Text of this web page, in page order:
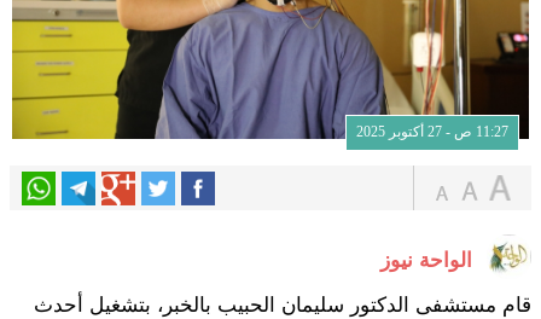
11:27 ص - 27 أكتوبر 2025
الواحة نيوز
قام مستشفى الدكتور سليمان الحبيب بالخبر، بتشغيل أحدث